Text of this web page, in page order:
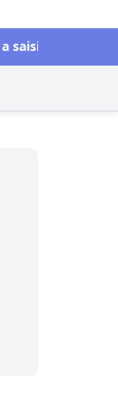
importante